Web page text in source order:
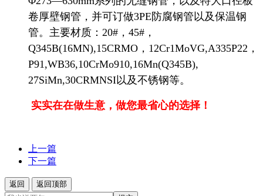
卷厚壁钢管，并可订做3PE防腐钢管以及保温钢
管。主要材质： 20# ， 45# ，
Q345B(16MN),15CRMO ， 12Cr1MoVG,A335P22 ，
P91,WB36,10CrMo910,16Mn(Q345B),
27SiMn,30CRMNSI以及不锈钢等。
实实在在做生意，做您最省心的选择！
上一篇
下一篇
返回
返回顶部